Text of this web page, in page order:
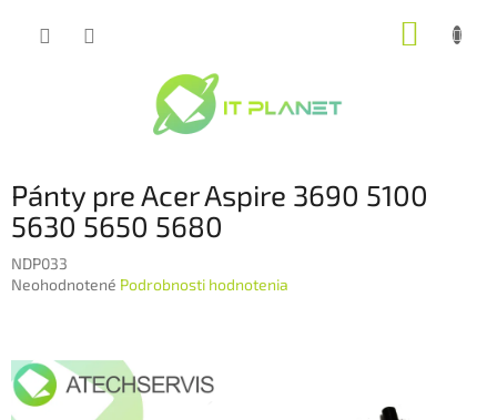
Pánty pre Acer Aspire 3690 5100
5630 5650 5680
NDP033
Priemerné
0,0
z
Neohodnotené Podrobnosti hodnotenia